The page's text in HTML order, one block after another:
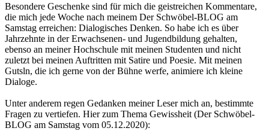
Besondere Geschenke sind für mich die geistreichen Kommentare,
die mich jede Woche nach meinem Der Schwöbel-BLOG am
Samstag erreichen: Dialogisches Denken. So habe ich es über
Jahrzehnte in der Erwachsenen- und Jugendbildung gehalten,
ebenso an meiner Hochschule mit meinen Studenten und nicht
zuletzt bei meinen Auftritten mit Satire und Poesie. Mit meinen
Gutsln, die ich gerne von der Bühne werfe, animiere ich kleine
Dialoge.
Unter anderem regen Gedanken meiner Leser mich an, bestimmte
Fragen zu vertiefen. Hier zum Thema Gewissheit (Der Schwöbel-
BLOG am Samstag vom 05.12.2020):